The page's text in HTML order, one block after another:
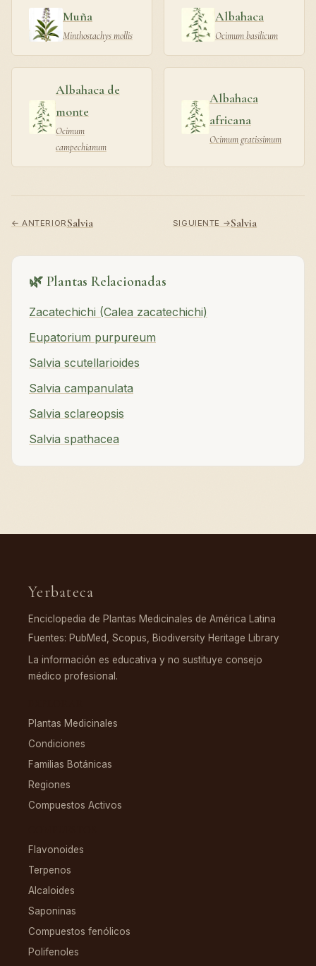
Muña
Minthostachys mollis
Albahaca
Ocimum basilicum
Albahaca de
monte
Ocimum
campechianum
Albahaca
africana
Ocimum gratissimum
← ANTERIORSalvia SIGUIENTE →Salvia
🌿 Plantas Relacionadas
Zacatechichi (Calea zacatechichi)
Eupatorium purpureum
Salvia scutellarioides
Salvia campanulata
Salvia sclareopsis
Salvia spathacea
Yerbateca
Enciclopedia de Plantas Medicinales de América Latina
Fuentes: PubMed, Scopus, Biodiversity Heritage Library
La información es educativa y no sustituye consejo
médico profesional.
Plantas Medicinales
Condiciones
Familias Botánicas
Regiones
Compuestos Activos
Flavonoides
Terpenos
Alcaloides
Saponinas
Compuestos fenólicos
Polifenoles